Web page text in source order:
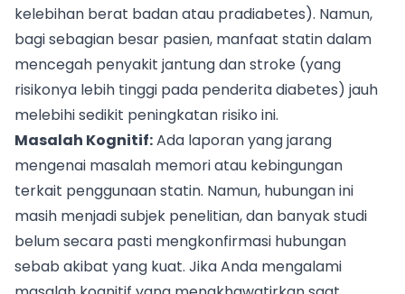
kelebihan berat badan atau pradiabetes). Namun,
bagi sebagian besar pasien, manfaat statin dalam
mencegah penyakit jantung dan stroke (yang
risikonya lebih tinggi pada penderita diabetes) jauh
melebihi sedikit peningkatan risiko ini.
Masalah Kognitif:Ada laporan yang jarang
mengenai masalah memori atau kebingungan
terkait penggunaan statin. Namun, hubungan ini
masih menjadi subjek penelitian, dan banyak studi
belum secara pasti mengkonfirmasi hubungan
sebab akibat yang kuat. Jika Anda mengalami